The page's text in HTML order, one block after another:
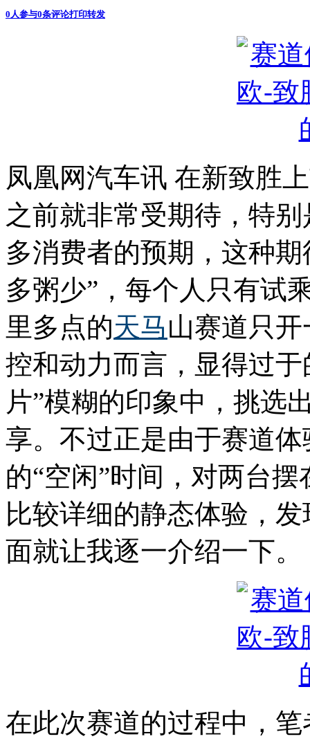
0 人参与0条评论打印转发
凤凰网汽车讯 在新致胜
之前就非常受期待，特
多消费者的预期，这种
多粥少”，每个人只有试
里多点的天马山赛道只
控和动力而言，显得过
片”模糊的印象中，挑选
享。不过正是由于赛道
的“空闲”时间，对两台
比较详细的静态体验，
面就让我逐一介绍一下。
在此次赛道的过程中，